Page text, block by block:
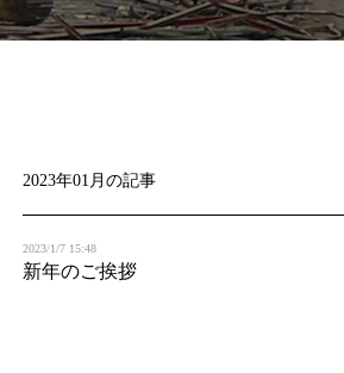
2023年01月の記事
2023/1/7 15:48
新年のご挨拶
i
i
o
n